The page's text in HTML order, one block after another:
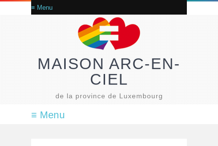
MAISON ARC-EN-
CIEL
de la province de Luxembourg